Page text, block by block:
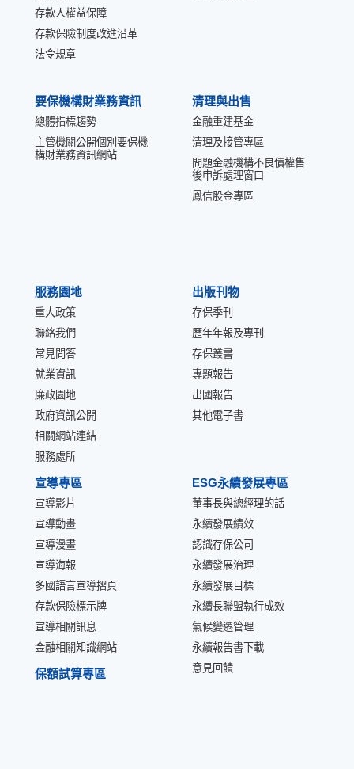
存款人權益保障
存款保險制度改進沿革
法令規章
要保機構財業務資訊
總體指標趨勢
主管機關公開個別要保機
構財業務資訊網站
清理與出售
金融重建基金
清理及接管專區
問題金融機構不良債權售
後申訴處理窗口
鳳信股金專區
服務園地
重大政策
聯絡我們
常見問答
就業資訊
廉政園地
政府資訊公開
相關網站連結
服務處所
出版刊物
存保季刊
歷年年報及專刊
存保叢書
專題報告
出國報告
其他電子書
宣導專區
宣導影片
宣導動畫
宣導漫畫
宣導海報
多國語言宣導摺頁
存款保險標示牌
宣導相關訊息
金融相關知識網站
ESG永續發展專區
董事長與總經理的話
永續發展績效
認識存保公司
永續發展治理
永續發展目標
永續長聯盟執行成效
氣候變遷管理
永續報告書下載
意見回饋
保額試算專區